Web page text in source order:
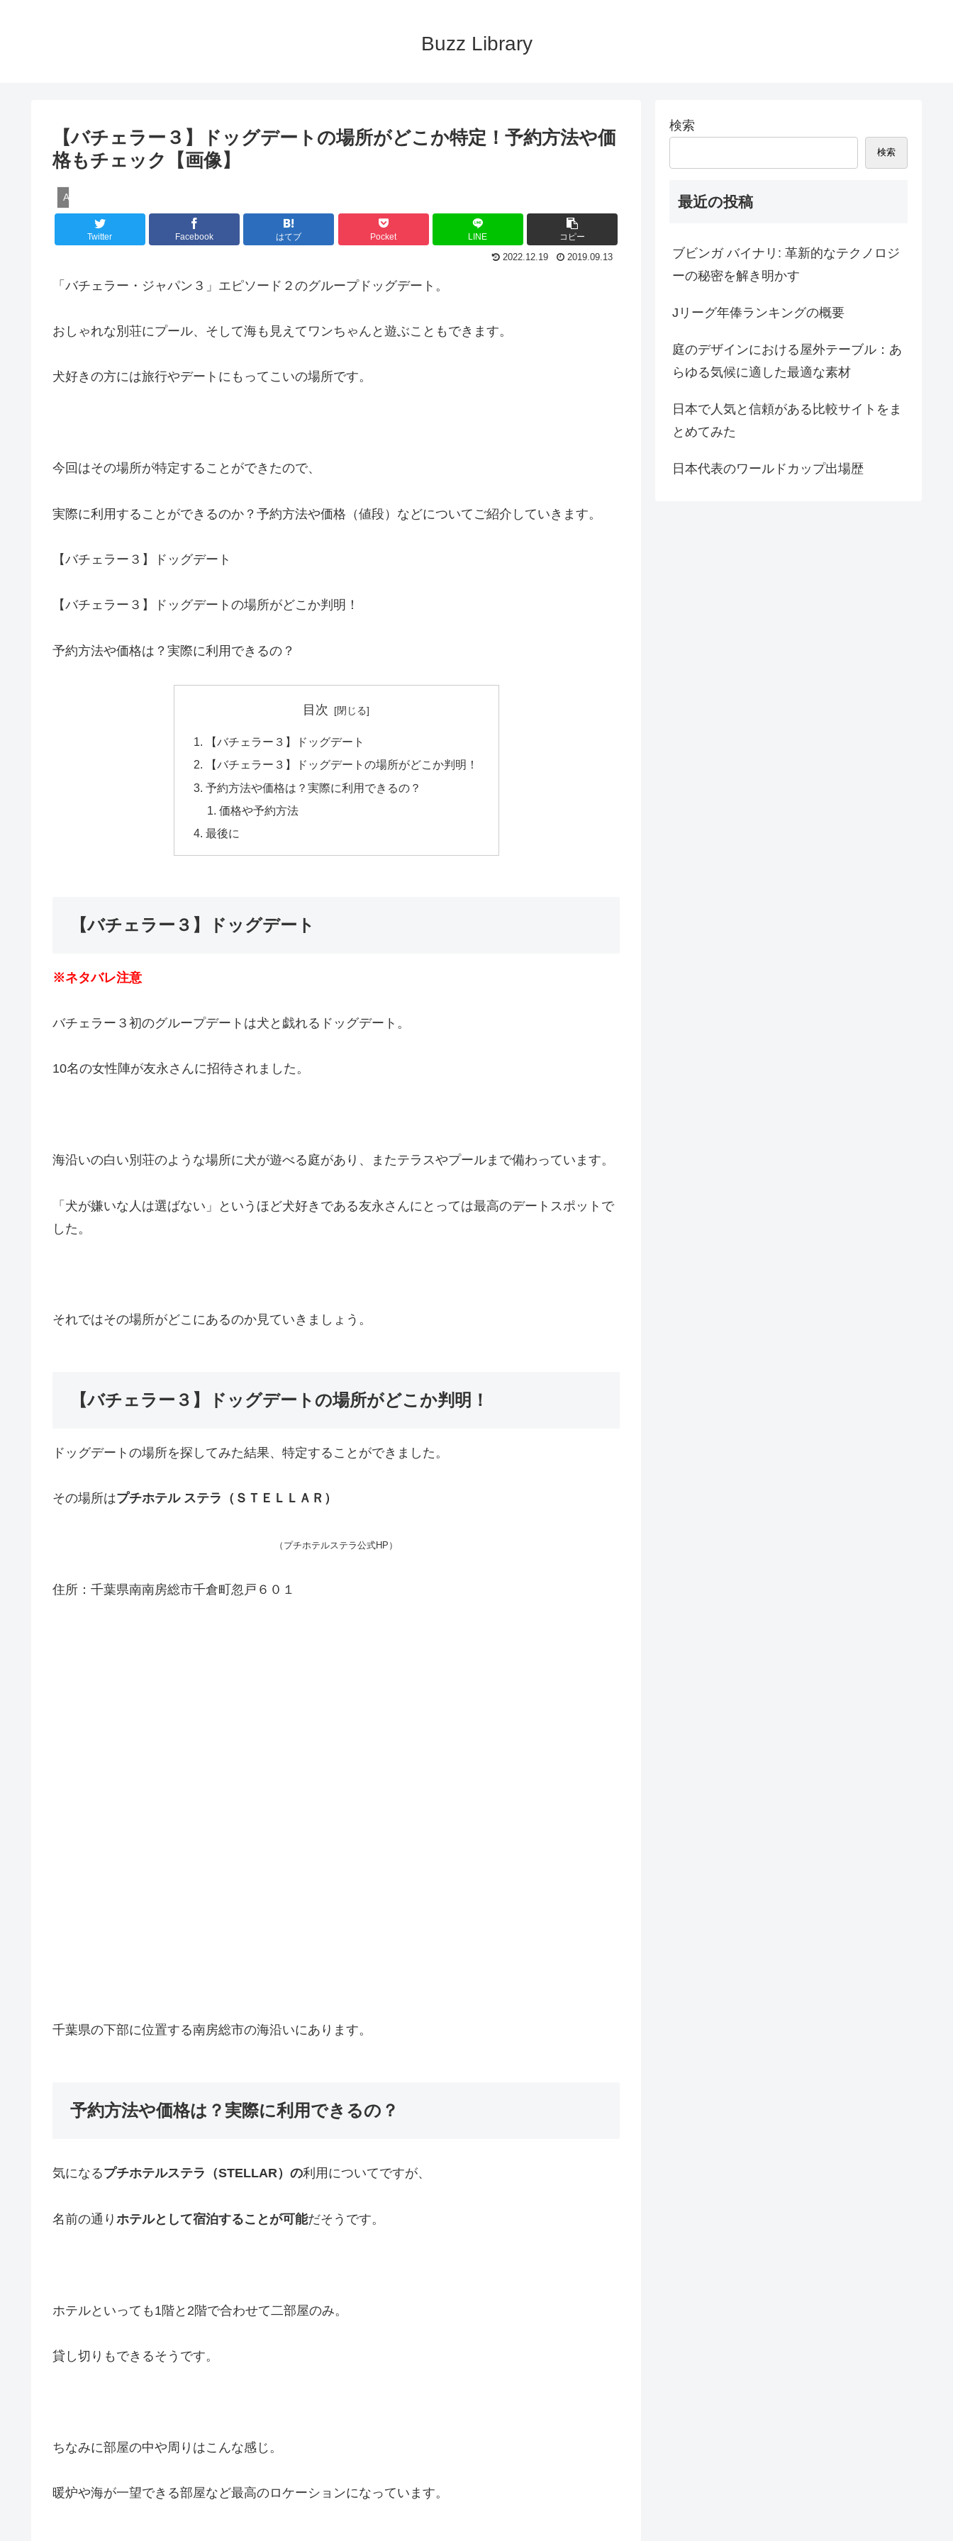
Buzz Library
【バチェラー３】ドッグデートの場所がどこか特定！予約方法や価
格もチェック【画像】
Amazonプライムビデオ
Twitter Facebook はてブ Pocket LINE コピー
2022.12.19 2019.09.13
「バチェラー・ジャパン３」エピソード２のグループドッグデート。
おしゃれな別荘にプール、そして海も見えてワンちゃんと遊ぶこともできます。
犬好きの方には旅行やデートにもってこいの場所です。
今回はその場所が特定することができたので、
実際に利用することができるのか？予約方法や価格（値段）などについてご紹介していきます。
【バチェラー３】ドッグデート
【バチェラー３】ドッグデートの場所がどこか判明！
予約方法や価格は？実際に利用できるの？
目次
【バチェラー３】ドッグデート
【バチェラー３】ドッグデートの場所がどこか判明！
予約方法や価格は？実際に利用できるの？
価格や予約方法
最後に
【バチェラー３】ドッグデート
※ネタバレ注意
バチェラー３初のグループデートは犬と戯れるドッグデート。
10名の女性陣が友永さんに招待されました。
海沿いの白い別荘のような場所に犬が遊べる庭があり、またテラスやプールまで備わっています。
「犬が嫌いな人は選ばない」というほど犬好きである友永さんにとっては最高のデートスポットで
した。
それではその場所がどこにあるのか見ていきましょう。
【バチェラー３】ドッグデートの場所がどこか判明！
ドッグデートの場所を探してみた結果、特定することができました。
その場所はプチホテル ステラ（ＳＴＥＬＬＡＲ）
（プチホテルステラ公式HP）
住所：千葉県南南房総市千倉町忽戸６０１
千葉県の下部に位置する南房総市の海沿いにあります。
予約方法や価格は？実際に利用できるの？
気になるプチホテルステラ（STELLAR）の利用についてですが、
名前の通り ホテルとして宿泊することが可能だそうです。
ホテルといっても1階と2階で合わせて二部屋のみ。
貸し切りもできるそうです。
ちなみに部屋の中や周りはこんな感じ。
暖炉や海が一望できる部屋など最高のロケーションになっています。
検索
検索
最近の投稿
ブビンガ バイナリ: 革新的なテクノロジ
ーの秘密を解き明かす
Jリーグ年俸ランキングの概要
庭のデザインにおける屋外テーブル：あ
らゆる気候に適した最適な素材
日本で人気と信頼がある比較サイトをま
とめてみた
日本代表のワールドカップ出場歴